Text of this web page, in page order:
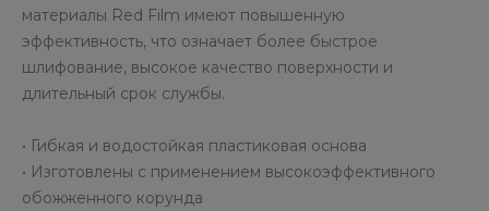
материалы Red Film имеют повышенную
эффективность, что означает более быстрое
шлифование, высокое качество поверхности и
длительный срок службы.
• Гибкая и водостойкая пластиковая основа
• Изготовлены с применением высокоэффективного
обожженного корунда